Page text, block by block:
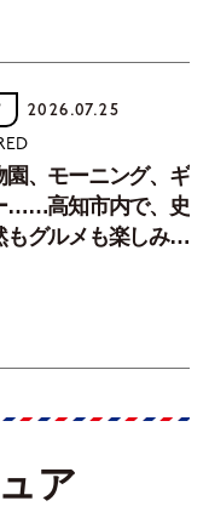
2026.07.25
園、モーニング、ギ
……高知市内で、史
もグルメも楽しみ尽
ア